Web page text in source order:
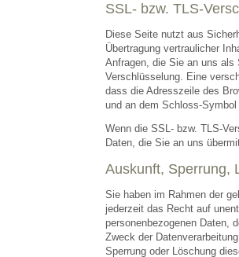
SSL- bzw. TLS-
Diese Seite nutzt aus
Übertragung vertraulicher
Anfragen, die Sie an uns als
Verschlüsselung. Eine
dass die Adresszeile des
und an dem Schloss-
Wenn die SSL- bzw. TLS-
Daten, die Sie an uns
Auskunft, Sperrung,
Sie haben im Rahmen der
jederzeit das Recht auf
personenbezogenen Daten,
Zweck der
Sperrung oder Löschung